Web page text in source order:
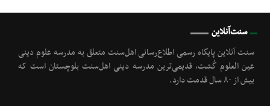
سنت‌آنلاین
سنت آنلاین پایگاه رسمی اطلاع‌رسانی اهل‌سنت متعلق به مدرسه علوم دینی
عین العلوم گُشت, قدیمی‌ترین مدرسه دینی اهل‌سنت بلوچستان است که
بیش از ۸۰ سال قدمت دارد.